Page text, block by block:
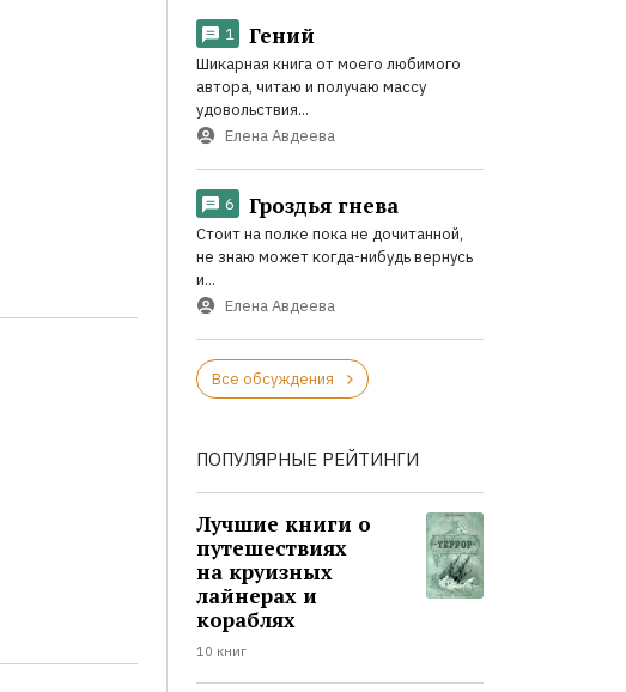
1 Гений
Шикарная книга от моего любимого
автора, читаю и получаю массу
удовольствия...
Елена Авдеева
6 Гроздья гнева
Стоит на полке пока не дочитанной,
не знаю может когда-нибудь вернусь
и...
Елена Авдеева
Все обсуждения
ПОПУЛЯРНЫЕ РЕЙТИНГИ
Лучшие книги о
путешествиях
на круизных
лайнерах и
кораблях
10 книг